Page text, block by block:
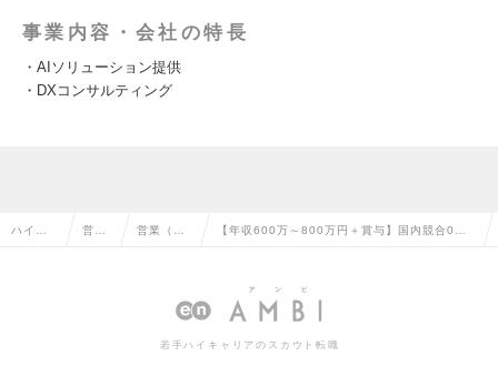
事業内容・会社の特長
・AIソリューション提供
・DXコンサルティング
ハイク 営業 営業（法 【年収600万～800万円＋賞与】国内競合0！
上場企業の求人情報
若手ハイキャリアのスカウト転職